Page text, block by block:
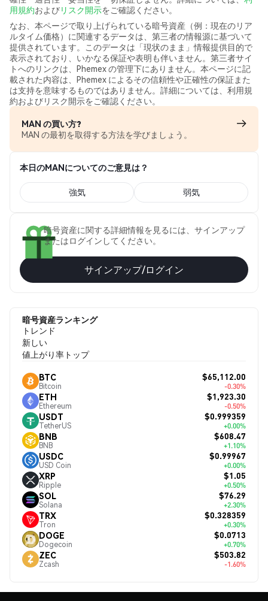
用規約およびリスク開示をご確認ください。
なお、本ページで取り上げられている暗号資産（例：現在のリア
ルタイム価格）に関連するデータは、第三者の情報源に基づいて
提供されています。このデータは「現状のまま」情報提供目的で
表示されており、いかなる保証や表明も伴いません。第三者サイ
トへのリンクは、Phemex の管理下にありません。本ページに記
載された内容は、Phemex によるその信頼性や正確性の保証また
は支持を意味するものではありません。詳細については、利用規
約およびリスク開示をご確認ください。
MAN の買い方?
MAN の最初を取得する方法を学びましょう。
本日のMANについてのご意見は？
強気 弱気
暗号資産に関する詳細情報を見るには、サインアップ
またはログインしてください。
サインアップ/ログイン
暗号資産ランキング
トレンド
新しい
値上がり率トップ
BTC
Bitcoin
$65,112.00
-0.30%
ETH
Ethereum
$1,923.30
-0.50%
USDT
TetherUS
$0.999359
+0.00%
BNB
BNB
$608.47
+1.10%
USDC
USD Coin
$0.99967
+0.00%
XRP
Ripple
$1.05
+0.50%
SOL
Solana
$76.29
+2.30%
TRX
Tron
$0.328359
+0.30%
DOGE
Dogecoin
$0.0713
+0.70%
ZEC
Zcash
$503.82
-1.60%